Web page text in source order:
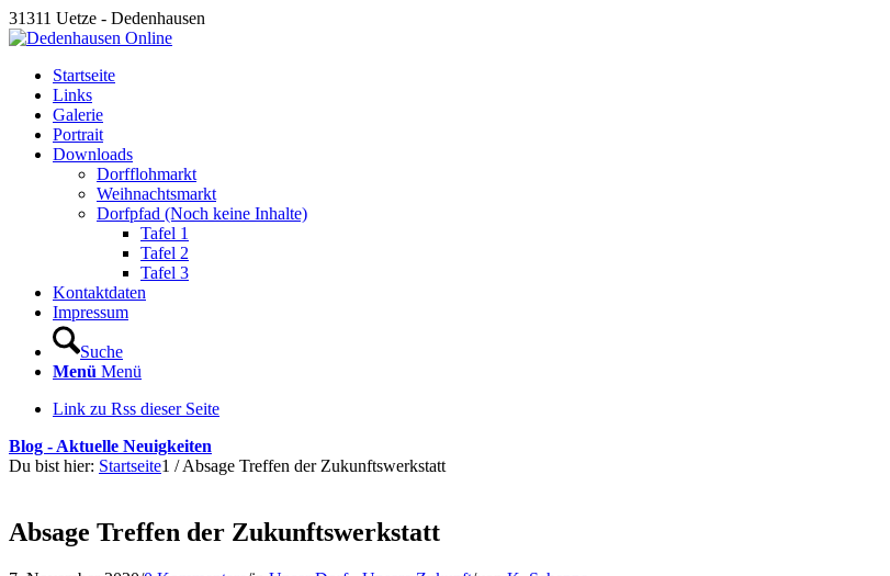
31311 Uetze - Dedenhausen
Startseite
Links
Galerie
Portrait
Downloads
Dorfflohmarkt
Weihnachtsmarkt
Dorfpfad (Noch keine Inhalte)
Tafel 1
Tafel 2
Tafel 3
Kontaktdaten
Impressum
Suche
Menü Menü
Link zu Rss dieser Seite
Blog - Aktuelle Neuigkeiten
Du bist hier: Startseite1 / Absage Treffen der Zukunftswerkstatt
Absage Treffen der Zukunftswerkstatt